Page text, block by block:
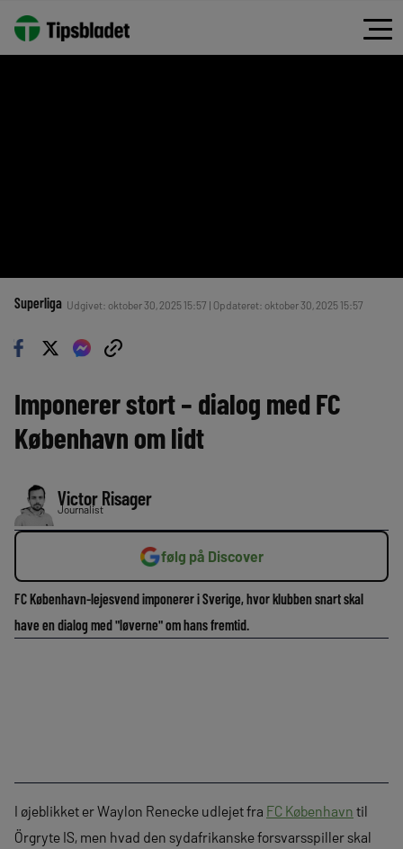
Superliga Udgivet: oktober 30, 2025 15:57 | Opdateret: oktober 30, 2025 15:57
Imponerer stort – dialog med FC
København om lidt
Victor Risager
Journalist
følg på Discover
FC København-lejesvend imponerer i Sverige, hvor klubben snart skal
have en dialog med "løverne" om hans fremtid.
I øjeblikket er Waylon Renecke udlejet fra FC København til
Örgryte IS, men hvad den sydafrikanske forsvarsspiller skal